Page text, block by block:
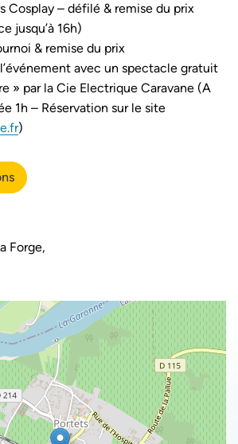
Cosplay – défilé & remise du prix
jusqu’à 16h)
& remise du prix
avec un spectacle gratuit
» par la Cie Electrique Caravane (A
1h – Réservation sur le site
)
Forge,